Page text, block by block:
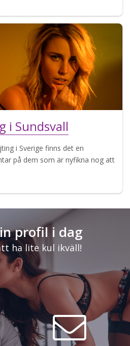
i Sundsvall
i Sverige finns det en
på dem som är nyfikna nog att
profil i dag
ha lite kul ikväll!